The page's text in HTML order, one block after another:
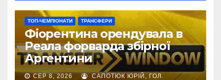
ТОП-ЧЕМПІОНАТИ ТРАНСФЕРИ
Фіорентина орендувала в
Реала форварда збірної
Аргентини
СЕР 8, 2026 САПОТЮК ЮРІЙ, ГОЛ.